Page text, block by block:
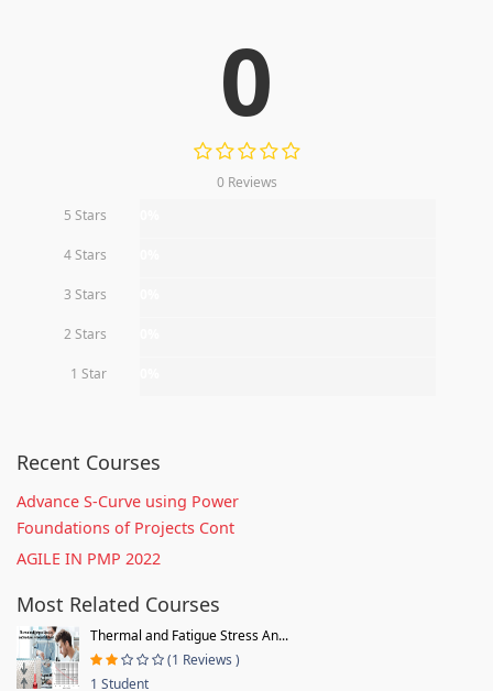
0
0 Reviews
5 Stars
4 Stars
3 Stars
2 Stars
1 Star
Recent Courses
Advance S-Curve using Power
Foundations of Projects Cont
AGILE IN PMP 2022
Most Related Courses
Thermal and Fatigue Stress An...
(1 Reviews )
1 Student